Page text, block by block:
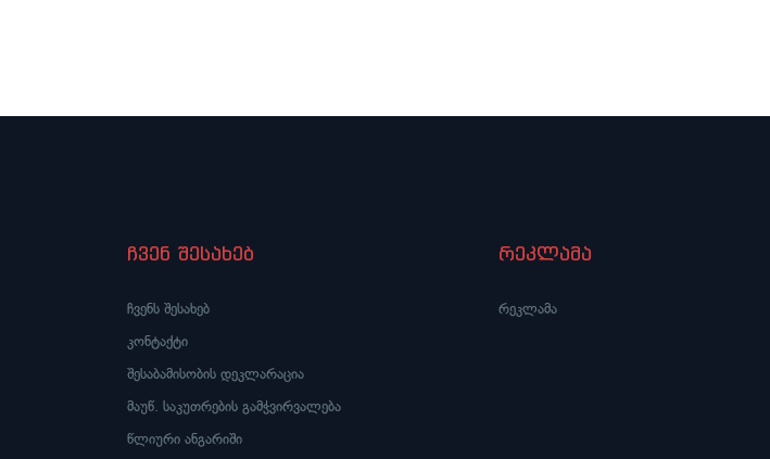
ჩვენ შესახებ
ჩვენს შესახებ
კონტაქტი
შესაბამისობის დეკლარაცია
მაუწ. საკუთრების გამჭვირვალება
წლიური ანგარიში
რეკლამა
რეკლამა